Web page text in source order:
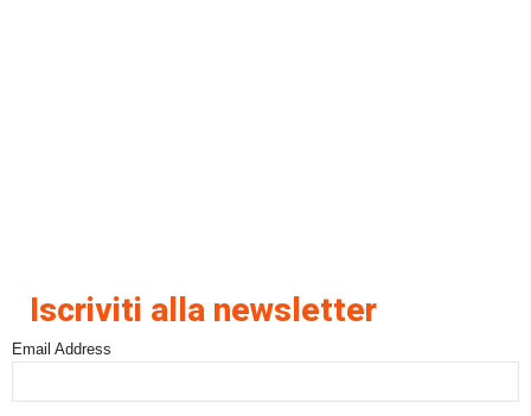
Iscriviti alla newsletter
Email Address